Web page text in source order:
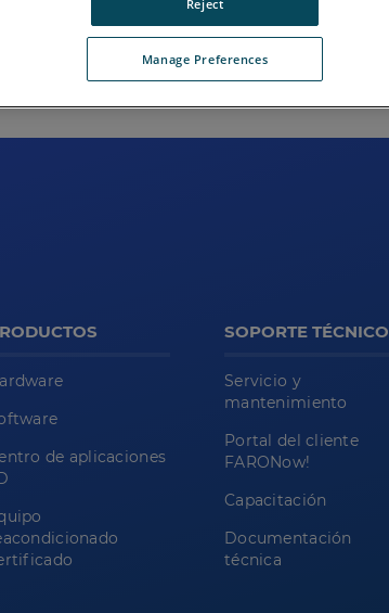
de aplicaciones
SOPORTE TÉCNICO
Servicio y
mantenimiento
Portal del cliente
FARONow!
Capacitación
Documentación
técnica
Manage Preferences
Reject